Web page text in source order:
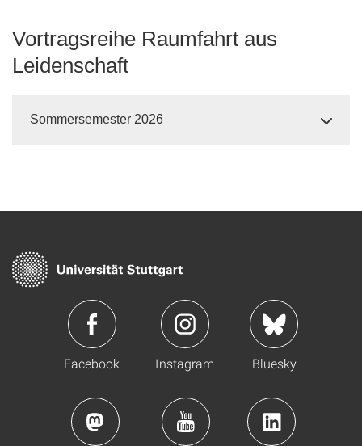
Vortragsreihe Raumfahrt aus
Leidenschaft
Sommersemester 2026
Facebook Instagram Bluesky